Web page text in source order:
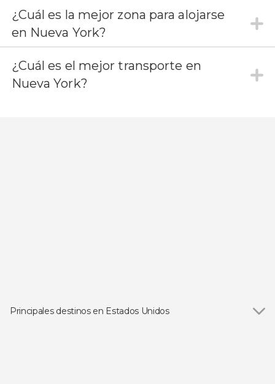
¿Cuál es la mejor zona para alojarse
en Nueva York?
¿Cuál es el mejor transporte en
Nueva York?
Principales destinos en Estados Unidos